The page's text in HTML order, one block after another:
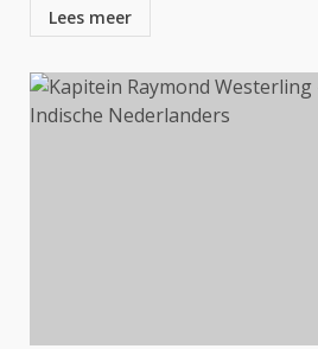
Lees meer